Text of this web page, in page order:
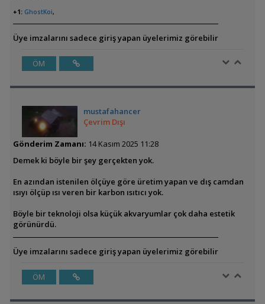
+1: GhostKoi,
Üye imzalarını sadece giriş yapan üyelerimiz görebilir
ÖM
mustafahancer
Çevrim Dışı
Gönderim Zamanı: 14 Kasım 2025 11:28
Demek ki böyle bir şey gerçekten yok.
En azından istenilen ölçüye göre üretim yapan ve dış camdan
ısıyı ölçüp ısı veren bir karbon ısıtıcı yok.
Böyle bir teknoloji olsa küçük akvaryumlar çok daha estetik
görünürdü.
Üye imzalarını sadece giriş yapan üyelerimiz görebilir
ÖM